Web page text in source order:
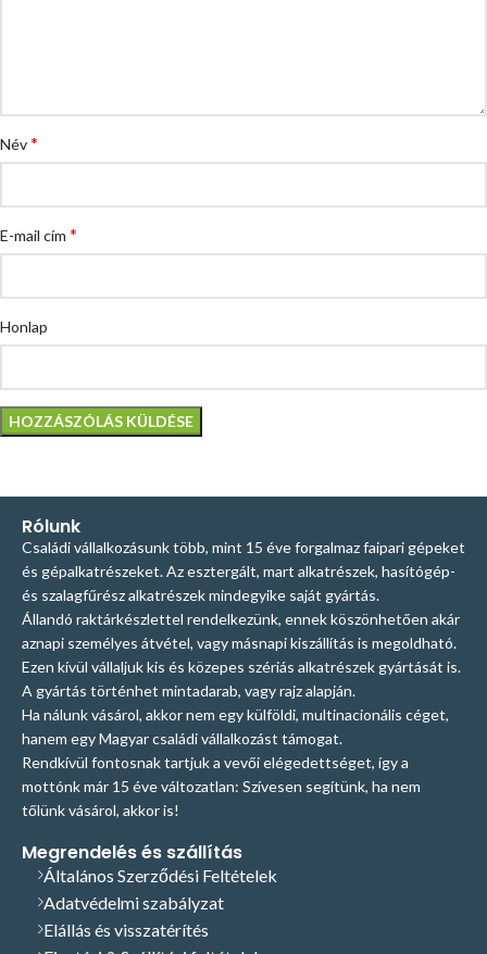
Név*
E-mail cím *
Honlap
Rólunk
Családi vállalkozásunk több, mint 15 éve forgalmaz faipari gépeket
és gépalkatrészeket. Az esztergált, mart alkatrészek, hasítógép-
és szalagfűrész alkatrészek mindegyike saját gyártás.
Állandó raktárkészlettel rendelkezünk, ennek köszönhetően akár
aznapi személyes átvétel, vagy másnapi kiszállítás is megoldható.
Ezen kívül vállaljuk kis és közepes szériás alkatrészek gyártását is.
A gyártás történhet mintadarab, vagy rajz alapján.
Ha nálunk vásárol, akkor nem egy külföldi, multinacionális céget,
hanem egy Magyar családi vállalkozást támogat.
Rendkívül fontosnak tartjuk a vevői elégedettséget, így a
mottónk már 15 éve változatlan: Szívesen segítünk, ha nem
tőlünk vásárol, akkor is!
Megrendelés és szállítás
Általános Szerződési Feltételek
Adatvédelmi szabályzat
Elállás és visszatérítés